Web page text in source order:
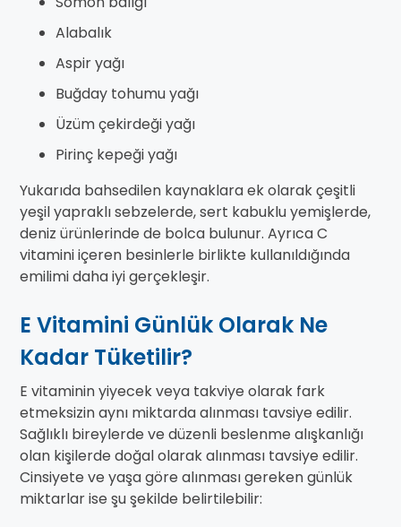
Alabalık
Aspir yağı
Buğday tohumu yağı
Üzüm çekirdeği yağı
Pirinç kepeği yağı
Yukarıda bahsedilen kaynaklara ek olarak çeşitli
yeşil yapraklı sebzelerde, sert kabuklu yemişlerde,
deniz ürünlerinde de bolca bulunur. Ayrıca C
vitamini içeren besinlerle birlikte kullanıldığında
emilimi daha iyi gerçekleşir.
E Vitamini Günlük Olarak Ne
Kadar Tüketilir?
E vitaminin yiyecek veya takviye olarak fark
etmeksizin aynı miktarda alınması tavsiye edilir.
Sağlıklı bireylerde ve düzenli beslenme alışkanlığı
olan kişilerde doğal olarak alınması tavsiye edilir.
Cinsiyete ve yaşa göre alınması gereken günlük
miktarlar ise şu şekilde belirtilebilir: